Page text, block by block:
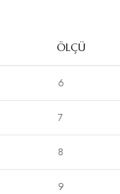
ÖLÇÜ
6
7
8
9